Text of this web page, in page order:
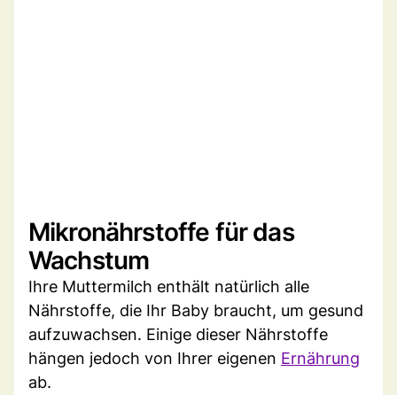
Mikronährstoffe für das
Wachstum
Ihre Muttermilch enthält natürlich alle
Nährstoffe, die Ihr Baby braucht, um gesund
aufzuwachsen. Einige dieser Nährstoffe
hängen jedoch von Ihrer eigenen Ernährung
ab.